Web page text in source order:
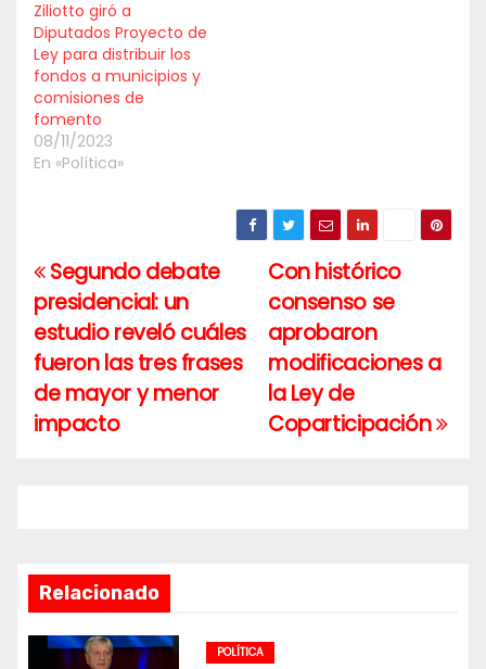
Ziliotto giró a
Diputados Proyecto de
Ley para distribuir los
fondos a municipios y
comisiones de
fomento
08/11/2023
En «Política»
Navegación
de
entradas
Con histórico
consenso se
aprobaron
modificaciones a
la Ley de
Coparticipación
Segundo debate
presidencial: un
estudio reveló cuáles
fueron las tres frases
de mayor y menor
impacto
Relacionado
POLÍTICA